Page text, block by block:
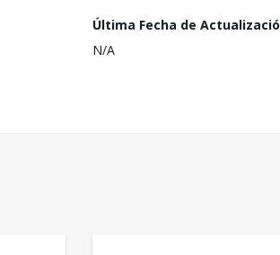
Última Fecha de
N/A